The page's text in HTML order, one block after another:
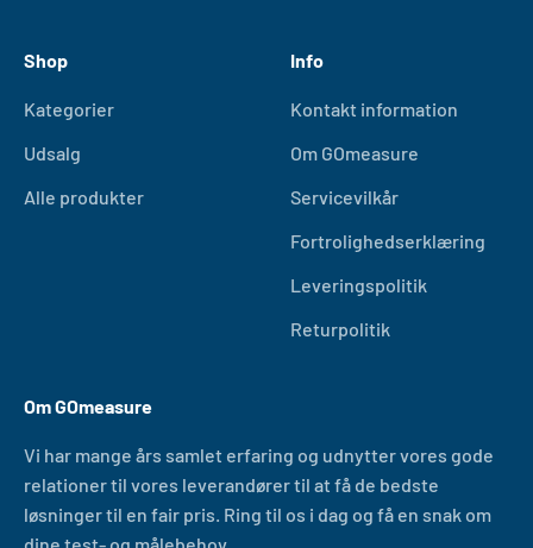
Shop
Kategorier
Udsalg
Alle produkter
Info
Kontakt information
Om GOmeasure
Servicevilkår
Fortrolighedserklæring
Leveringspolitik
Returpolitik
Om GOmeasure
Vi har mange års samlet erfaring og udnytter vores gode
relationer til vores leverandører til at få de bedste
løsninger til en fair pris. Ring til os i dag og få en snak om